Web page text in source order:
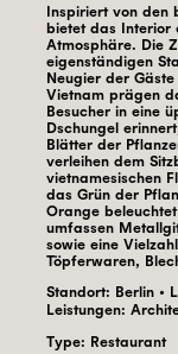
Inspiriert von den
bietet das Interior
Atmosphäre. Die
eigenständigen
Neugier der
Vietnam prägen
Besucher in eine
Dschungel
Blätter der
verleihen dem
vietnamesischen
das Grün der
Orange
umfassen
sowie eine
Töpferwaren,
Standort: Berlin •
Leistungen:
Type: Restaurant